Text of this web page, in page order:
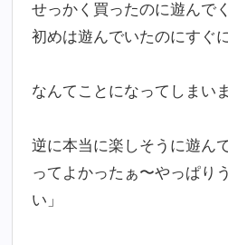
せっかく買ったのに遊んで
初めは遊んでいたのにすぐ
なんてことになってしまいま
逆に本当に楽しそうに遊ん
ってよかったぁ〜やっぱり
い」